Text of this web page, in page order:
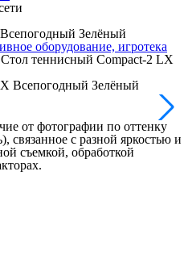
Зелёный
оборудование, игротека
Стол теннисный Compact-2 LX
от фотографии по оттенку
связанное с разной яркостью и
съемкой, обработкой